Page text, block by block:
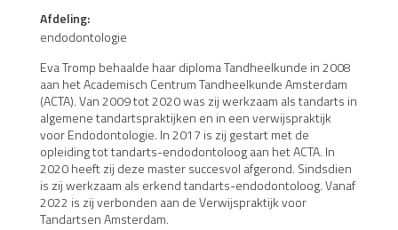
Afdeling:
endodontologie
Eva Tromp behaalde haar diploma Tandheelkunde in 2008
aan het Academisch Centrum Tandheelkunde Amsterdam
(ACTA). Van 2009 tot 2020 was zij werkzaam als tandarts in
algemene tandartspraktijken en in een verwijspraktijk
voor Endodontologie. In 2017 is zij gestart met de
opleiding tot tandarts-endodontoloog aan het ACTA. In
2020 heeft zij deze master succesvol afgerond. Sindsdien
is zij werkzaam als erkend tandarts-endodontoloog. Vanaf
2022 is zij verbonden aan de Verwijspraktijk voor
Tandartsen Amsterdam.